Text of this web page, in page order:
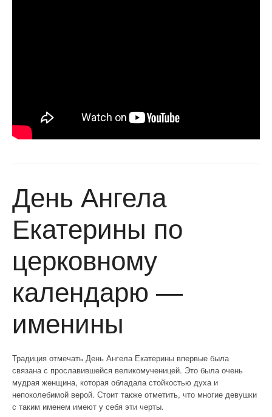
День Ангела
Екатерины по
церковному
календарю —
именины
Традиция отмечать День Ангела Екатерины впервые была
связана с прославившейся великомученицей. Это была очень
мудрая женщина, которая обладала стойкостью духа и
непоколебимой верой. Стоит также отметить, что многие девушки
с таким именем имеют у себя эти черты.